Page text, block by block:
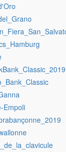
Empoli